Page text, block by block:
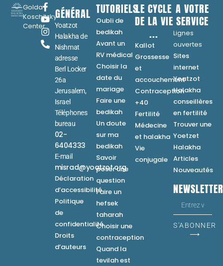
Golda
Koschitzky
Center
GÉNÉRAL
Yoatzot
Halakha de
Nishmat
adresse
Berl Locker
26a
Jerusalem,
Israel
Téléphones
bureau
02-
6404333
E-mail
misrad@yoatzot.org
Déclaration
d’accessibilité
Politique
de
confidentialité
Droits
d’auteurs
TUTORIELS
Oubli de
bedikah
Avant un
RV médical
Choisir la
date du
mariage
Faire une
bedikah
Un doute
sur ma
bedikah
Savoir
poser une
question
Faire un
hefsek
taharah
Choisir une
contraception
Quand la
tevilah est
LE CYCLE
DE LA VIE
...
Kallot
Grossesse
et
accouchement
Contraception
+40
Fertilité
Médecine
et halakha
Vie
conjugale
A VOTRE
SERVICE
Lignes
ouvertes
Sites
internet
Yoatzot
Halakha
conseillères
en fertilité
Trouver une
Yoetzet
Halakha
Articles
Nouveautés
S'ABONNER
⟶